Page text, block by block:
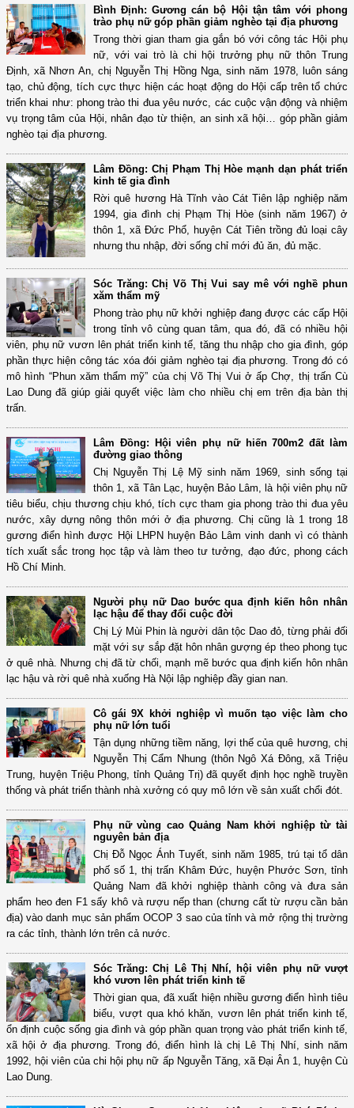
Bình Định: Gương cán bộ Hội tận tâm với phong
trào phụ nữ góp phần giảm nghèo tại địa phương
Trong thời gian tham gia gắn bó với công tác Hội phụ
nữ, với vai trò là chi hội trưởng phụ nữ thôn Trung
Định, xã Nhơn An, chị Nguyễn Thị Hồng Nga, sinh năm 1978, luôn sáng
tạo, chủ động, tích cực thực hiện các hoạt động do Hội cấp trên tổ chức
triển khai như: phong trào thi đua yêu nước, các cuộc vận động và nhiệm
vụ trọng tâm của Hội, nhân đạo từ thiện, an sinh xã hội… góp phần giảm
nghèo tại địa phương.
Lâm Đồng: Chị Phạm Thị Hòe mạnh dạn phát triển
kinh tế gia đình
Rời quê hương Hà Tĩnh vào Cát Tiên lập nghiệp năm
1994, gia đình chị Phạm Thị Hòe (sinh năm 1967) ở
thôn 1, xã Đức Phổ, huyện Cát Tiên trồng đủ loại cây
nhưng thu nhập, đời sống chỉ mới đủ ăn, đủ mặc.
Sóc Trăng: Chị Võ Thị Vui say mê với nghề phun
xăm thẩm mỹ
Phong trào phụ nữ khởi nghiệp đang được các cấp Hội
trong tỉnh vô cùng quan tâm, qua đó, đã có nhiều hội
viên, phụ nữ vươn lên phát triển kinh tế, tăng thu nhập cho gia đình, góp
phần thực hiện công tác xóa đói giảm nghèo tại địa phương. Trong đó có
mô hình “Phun xăm thẩm mỹ” của chị Võ Thị Vui ở ấp Chợ, thị trấn Cù
Lao Dung đã giúp giải quyết việc làm cho nhiều chị em trên địa bàn thị
trấn.
Lâm Đồng: Hội viên phụ nữ hiến 700m2 đất làm
đường giao thông
Chị Nguyễn Thị Lệ Mỹ sinh năm 1969, sinh sống tại
thôn 1, xã Tân Lạc, huyện Bảo Lâm, là hội viên phụ nữ
tiêu biểu, chịu thương chịu khó, tích cực tham gia phong trào thi đua yêu
nước, xây dựng nông thôn mới ở địa phương. Chị cũng là 1 trong 18
gương điển hình được Hội LHPN huyện Bảo Lâm vinh danh vì có thành
tích xuất sắc trong học tập và làm theo tư tưởng, đạo đức, phong cách
Hồ Chí Minh.
Người phụ nữ Dao bước qua định kiến hôn nhân
lạc hậu để thay đổi cuộc đời
Chị Lý Mùi Phin là người dân tộc Dao đỏ, từng phải đối
mặt với sự sắp đặt hôn nhân gượng ép theo phong tục
ở quê nhà. Nhưng chị đã từ chối, mạnh mẽ bước qua định kiến hôn nhân
lạc hậu và rời quê nhà xuống Hà Nội lập nghiệp đầy gian nan.
Cô gái 9X khởi nghiệp vì muốn tạo việc làm cho
phụ nữ lớn tuổi
Tận dụng những tiềm năng, lợi thế của quê hương, chị
Nguyễn Thị Cẩm Nhung (thôn Ngô Xá Đông, xã Triệu
Trung, huyện Triệu Phong, tỉnh Quảng Trị) đã quyết định học nghề truyền
thống và phát triển thành nhà xưởng có quy mô lớn về sản xuất chổi đót.
Phụ nữ vùng cao Quảng Nam khởi nghiệp từ tài
nguyên bản địa
Chị Đỗ Ngọc Ánh Tuyết, sinh năm 1985, trú tại tổ dân
phố số 1, thị trấn Khâm Đức, huyện Phước Sơn, tỉnh
Quảng Nam đã khởi nghiệp thành công và đưa sản
phẩm heo đen F1 sấy khô và rượu nếp than (chưng cất từ rượu cần bản
địa) vào danh mục sản phẩm OCOP 3 sao của tỉnh và mở rộng thị trường
ra các tỉnh, thành lớn trên cả nước.
Sóc Trăng: Chị Lê Thị Nhí, hội viên phụ nữ vượt
khó vươn lên phát triển kinh tế
Thời gian qua, đã xuất hiện nhiều gương điển hình tiêu
biểu, vượt qua khó khăn, vươn lên phát triển kinh tế,
ổn định cuộc sống gia đình và góp phần quan trọng vào phát triển kinh tế,
xã hội ở địa phương. Trong đó, điển hình là chị Lê Thị Nhí, sinh năm
1992, hội viên của chi hội phụ nữ ấp Nguyễn Tăng, xã Đại Ân 1, huyện Cù
Lao Dung.